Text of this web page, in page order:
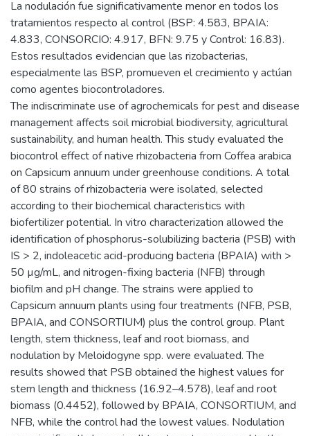
La nodulación fue significativamente menor en todos los
tratamientos respecto al control (BSP: 4.583, BPAIA:
4.833, CONSORCIO: 4.917, BFN: 9.75 y Control: 16.83).
Estos resultados evidencian que las rizobacterias,
especialmente las BSP, promueven el crecimiento y actúan
como agentes biocontroladores.
The indiscriminate use of agrochemicals for pest and disease
management affects soil microbial biodiversity, agricultural
sustainability, and human health. This study evaluated the
biocontrol effect of native rhizobacteria from Coffea arabica
on Capsicum annuum under greenhouse conditions. A total
of 80 strains of rhizobacteria were isolated, selected
according to their biochemical characteristics with
biofertilizer potential. In vitro characterization allowed the
identification of phosphorus-solubilizing bacteria (PSB) with
IS > 2, indoleacetic acid-producing bacteria (BPAIA) with >
50 µg/mL, and nitrogen-fixing bacteria (NFB) through
biofilm and pH change. The strains were applied to
Capsicum annuum plants using four treatments (NFB, PSB,
BPAIA, and CONSORTIUM) plus the control group. Plant
length, stem thickness, leaf and root biomass, and
nodulation by Meloidogyne spp. were evaluated. The
results showed that PSB obtained the highest values for
stem length and thickness (16.92–4.578), leaf and root
biomass (0.4452), followed by BPAIA, CONSORTIUM, and
NFB, while the control had the lowest values. Nodulation